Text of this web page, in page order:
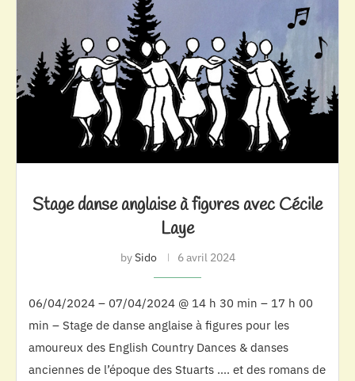
Stage danse anglaise à figures avec Cécile
Laye
bySido 6 avril 2024
06/04/2024 – 07/04/2024 @ 14 h 30 min – 17 h 00
min – Stage de danse anglaise à figures pour les
amoureux des English Country Dances & danses
anciennes de l’époque des Stuarts …. et des romans de